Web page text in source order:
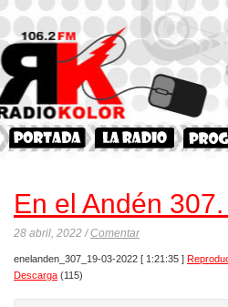
En el Andén
28 abril, 2022 /Comentar
enelanden_307_19-03-2022 [ 1:21:35 ]
Descarga (115)